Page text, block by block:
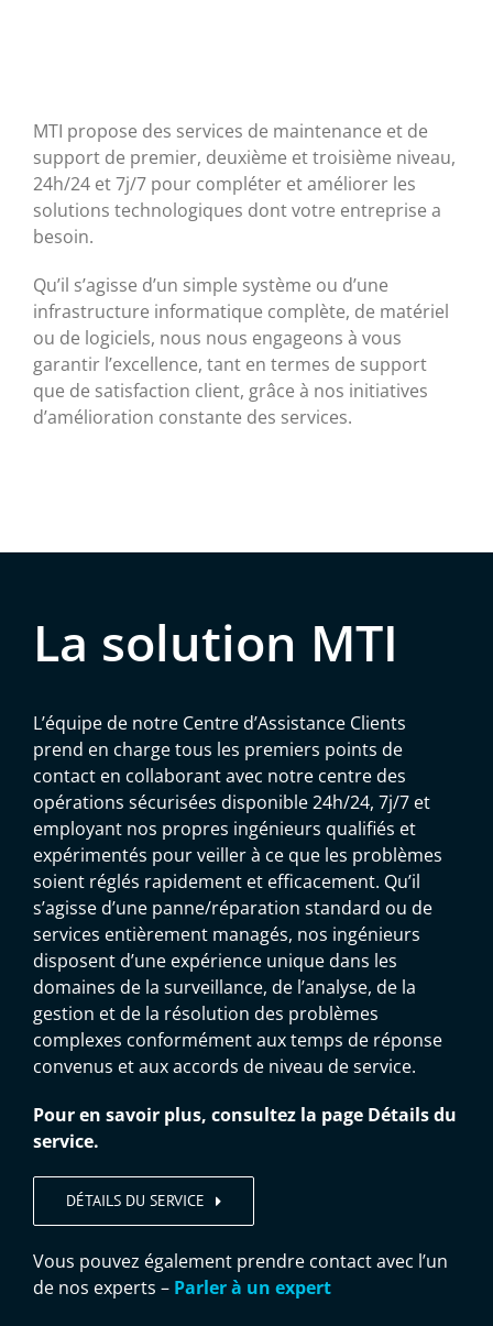
MTI propose des services de maintenance et de
support de premier, deuxième et troisième niveau,
24h/24 et 7j/7 pour compléter et améliorer les
solutions technologiques dont votre entreprise a
besoin.
Qu’il s’agisse d’un simple système ou d’une
infrastructure informatique complète, de matériel
ou de logiciels, nous nous engageons à vous
garantir l’excellence, tant en termes de support
que de satisfaction client, grâce à nos initiatives
d’amélioration constante des services.
La solution MTI
L’équipe de notre Centre d’Assistance Clients
prend en charge tous les premiers points de
contact en collaborant avec notre centre des
opérations sécurisées disponible 24h/24, 7j/7 et
employant nos propres ingénieurs qualifiés et
expérimentés pour veiller à ce que les problèmes
soient réglés rapidement et efficacement. Qu’il
s’agisse d’une panne/réparation standard ou de
services entièrement managés, nos ingénieurs
disposent d’une expérience unique dans les
domaines de la surveillance, de l’analyse, de la
gestion et de la résolution des problèmes
complexes conformément aux temps de réponse
convenus et aux accords de niveau de service.
Pour en savoir plus, consultez la page Détails du
service.
DÉTAILS DU SERVICE
Vous pouvez également prendre contact avec l’un
de nos experts – Parler à un expert